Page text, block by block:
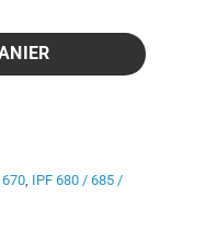
670 IPF 680 / 685 /